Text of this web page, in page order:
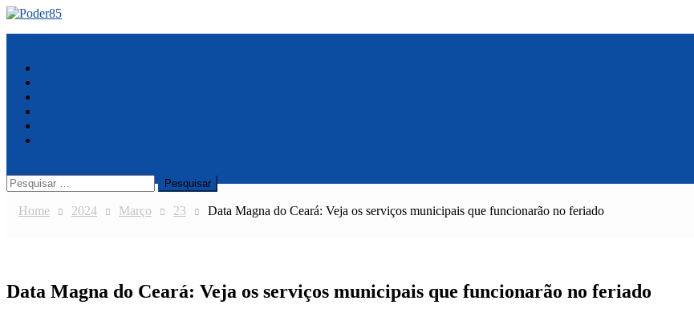
Skip
Pesquisar
por:
Home
2024 Março 23 Data Magna do Ceará: Veja os serviços municipais que funcionarão no feriado
Data Magna do Ceará: Veja os serviços municipais que funcionarão no feriado